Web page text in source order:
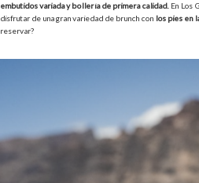
embutidos variada y bollería de primera calidad. En Los
disfrutar de una gran variedad de brunch con los pies en
reservar?